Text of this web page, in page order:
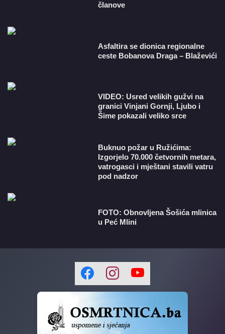
članove
Asfaltira se dionica regionalne
ceste Bobanova Draga – Blaževići
VIDEO: Usred velikih gužvi na
granici Vinjani Gornji, Ljubo i
Šime pokazali veliko srce
Buknuo požar u Ružićima:
Izgorjelo 70.000 četvornih metara,
vatrogasci i mještani stavili vatru
pod nadzor
FOTO: Obnovljena Šošića mlinica
u Peć Mlini